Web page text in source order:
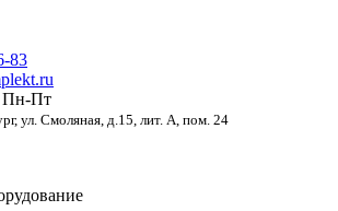
83
Пн-Пт
ул. Смоляная, д.15, лит. А, пом. 24